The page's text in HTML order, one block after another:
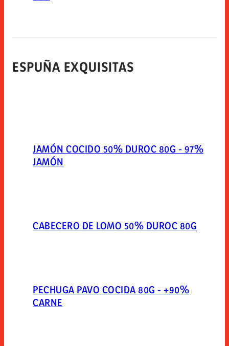
ESPUÑA EXQUISITAS
JAMÓN COCIDO 50% DUROC 80G - 97%
JAMÓN
CABECERO DE LOMO 50% DUROC 80G
PECHUGA PAVO COCIDA 80G - +90%
CARNE